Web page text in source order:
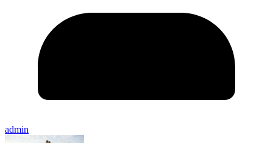
admin